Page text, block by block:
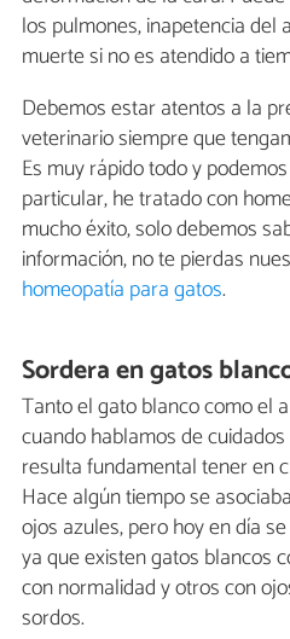
los pulmones, inapetencia del
muerte si no es atendido a
Debemos estar atentos a la
veterinario siempre que
Es muy rápido todo y
particular, he tratado con
mucho éxito, solo debemos
información, no te pierdas
homeopatía para gatos.
Sordera en gatos
Tanto el gato blanco como el
cuando hablamos de
resulta fundamental tener en
Hace algún tiempo se
ojos azules, pero hoy en día
ya que existen gatos blancos
con normalidad y otros con
sordos.